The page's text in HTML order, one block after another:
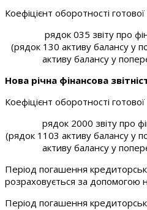
Коефіцієнт оборотності готової
рядок 035 звіту про
(рядок 130 активу балансу у
активу балансу у
Нова річна фінансова
Коефіцієнт оборотності готової
рядок 2000 звіту про
(рядок 1103 активу балансу у
активу балансу у
Період погашення
розраховується за допомогою
Період погашення